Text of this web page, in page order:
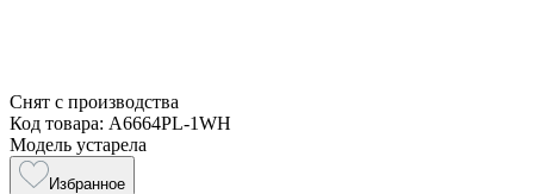
Снят с производства
Код товара: A6664PL-1WH
Модель устарела
Избранное